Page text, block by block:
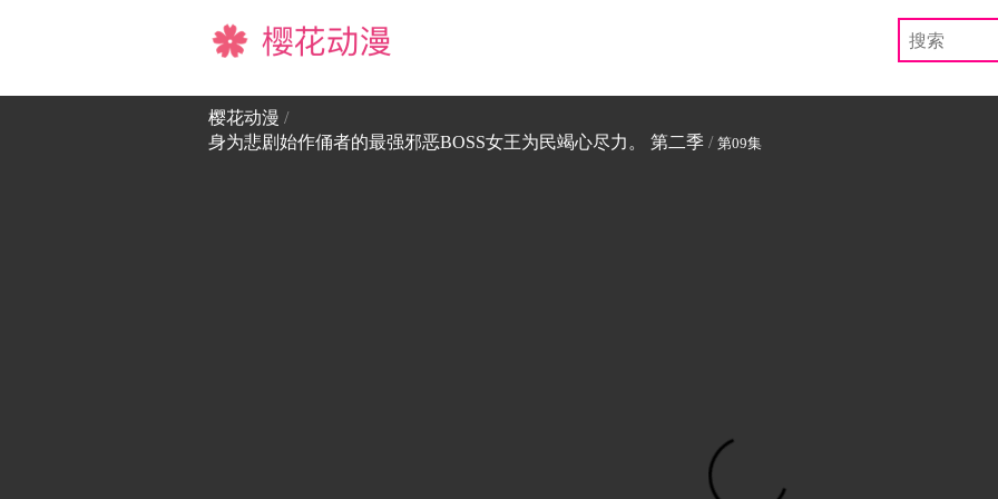
樱花动漫
樱花动漫 /
身为悲剧始作俑者的最强邪恶BOSS女王为民竭心尽力。 第二季 / 第09集